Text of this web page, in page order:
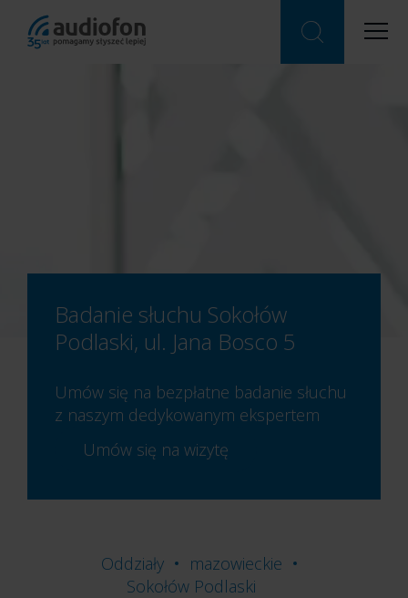
Badanie słuchu Sokołów
Podlaski, ul. Jana Bosco 5
Umów się na bezpłatne badanie słuchu
z naszym dedykowanym ekspertem
Umów się na wizytę
Oddziały
mazowieckie
Sokołów Podlaski